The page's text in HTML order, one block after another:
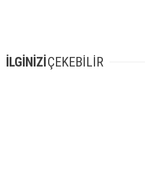
İLGİNİZİÇEKEBİLİR